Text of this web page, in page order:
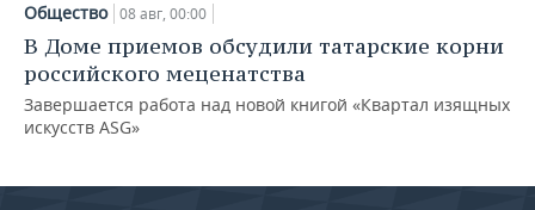
Общество 08 авг, 00:00
В Доме приемов обсудили татарские корни
российского меценатства
Завершается работа над новой книгой «Квартал изящных
искусств ASG»